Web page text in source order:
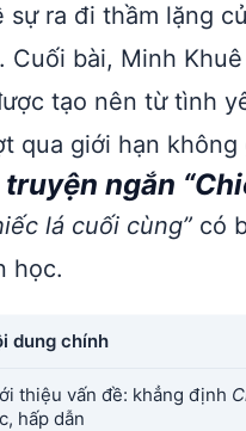
ra đi thầm lặng
bài, Minh
tạo nên từ tình
qua giới hạn
ngắn
lá cuối cùng” có
học.
dung chính
thiệu vấn đề: khẳng định
hấp dẫn